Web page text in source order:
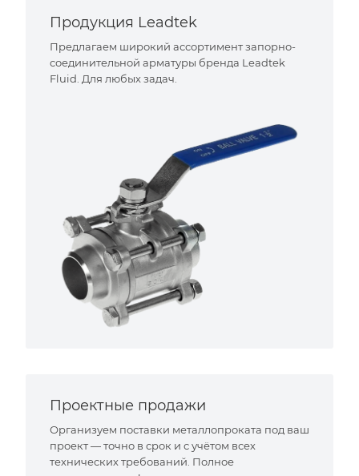
Продукция Leadtek
Предлагаем широкий ассортимент запорно-
соединительной арматуры бренда Leadtek
Fluid. Для любых задач.
Проектные продажи
Организуем поставки металлопроката под ваш
проект — точно в срок и с учётом всех
технических требований. Полное